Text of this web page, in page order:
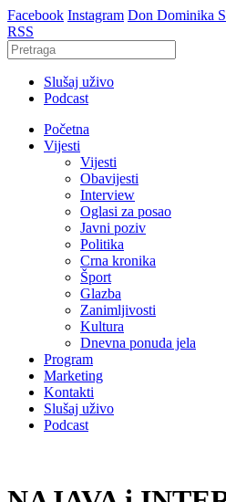
Facebook Instagram Don Dominika
RSS
Slušaj uživo
Podcast
Početna
Vijesti
Vijesti
Obavijesti
Interview
Oglasi za posao
Javni poziv
Politika
Crna kronika
Šport
Glazba
Zanimljivosti
Kultura
Dnevna ponuda jela
Program
Marketing
Kontakti
Slušaj uživo
Podcast